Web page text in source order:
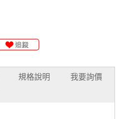
規格說明
我要詢價